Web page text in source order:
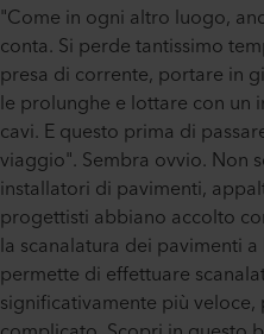
"Come in ogni altro luogo,
conta. Si perde tantissimo
presa di corrente, portare in
le prolunghe e lottare con
cavi. E questo prima di
viaggio". Sembra ovvio. Non
installatori di pavimenti,
progettisti abbiano accolto
la scanalatura dei pavimenti
permette di effettuare
significativamente più